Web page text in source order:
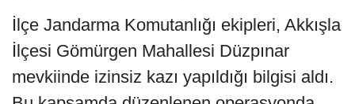
İlçe Jandarma Komutanlığı ekipleri, Akkışla
İlçesi Gömürgen Mahallesi Düzpınar
mevkiinde izinsiz kazı yapıldığı bilgisi aldı.